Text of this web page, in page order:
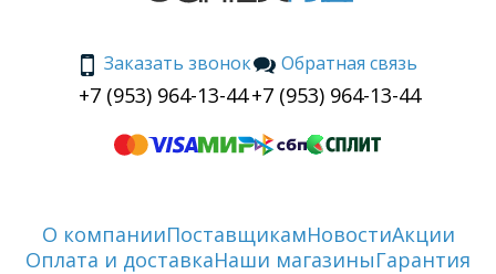
Заказать звонок
+7 (953) 964-13-44
Обратная связь
+7 (953) 964-13-44
О компанииПоставщикамНовостиАкции
Оплата и доставкаНаши магазиныГарантия